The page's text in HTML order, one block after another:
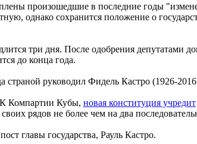
произошедшие в последние годы
однако сохранится положение о
три дня. После одобрения депутатами
до конца года.
страной руководил Фидель Кастро (1926-
Компартии Кубы, новая конституция учредит
рядов не более чем на два
главы государства, Рауль Кастро.